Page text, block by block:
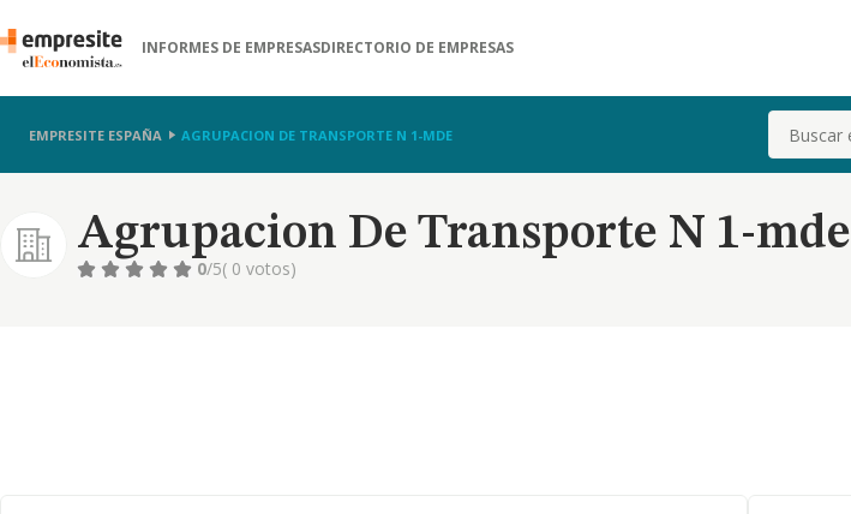
INFORMES DE EMPRESASDIRECTORIO DE EMPRESAS
EMPRESITE ESPAÑA AGRUPACION DE TRANSPORTE N 1-MDE Buscar
Agrupacion De Transporte N 1-mde
0/5( 0 votos)